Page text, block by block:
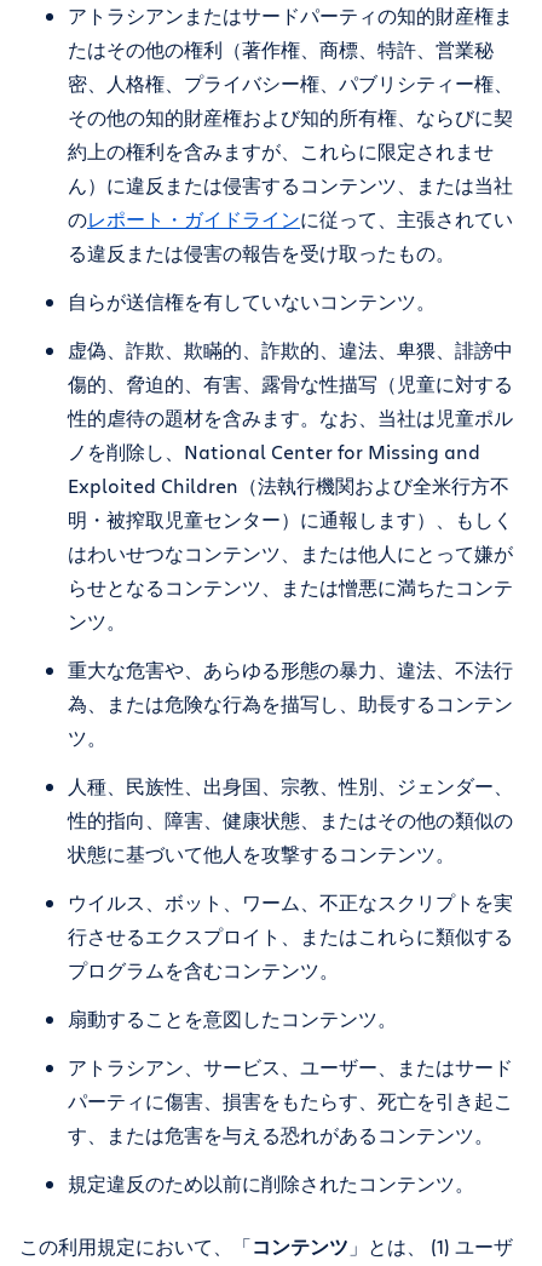
アトラシアンまたはサードパーティの知的財産権ま
たはその他の権利（著作権、商標、特許、営業秘
密、人格権、プライバシー権、パブリシティー権、
その他の知的財産権および知的所有権、ならびに契
約上の権利を含みますが、これらに限定されませ
ん）に違反または侵害するコンテンツ、または当社
のレポート・ガイドラインに従って、主張されてい
る違反または侵害の報告を受け取ったもの。
自らが送信権を有していないコンテンツ。
虚偽、詐欺、欺瞞的、詐欺的、違法、卑猥、誹謗中
傷的、脅迫的、有害、露骨な性描写（児童に対する
性的虐待の題材を含みます。なお、当社は児童ポル
ノを削除し、National Center for Missing and
Exploited Children（法執行機関および全米行方不
明・被搾取児童センター）に通報します）、もしく
はわいせつなコンテンツ、または他人にとって嫌が
らせとなるコンテンツ、または憎悪に満ちたコンテ
ンツ。
重大な危害や、あらゆる形態の暴力、違法、不法行
為、または危険な行為を描写し、助長するコンテン
ツ。
人種、民族性、出身国、宗教、性別、ジェンダー、
性的指向、障害、健康状態、またはその他の類似の
状態に基づいて他人を攻撃するコンテンツ。
ウイルス、ボット、ワーム、不正なスクリプトを実
行させるエクスプロイト、またはこれらに類似する
プログラムを含むコンテンツ。
扇動することを意図したコンテンツ。
アトラシアン、サービス、ユーザー、またはサード
パーティに傷害、損害をもたらす、死亡を引き起こ
す、または危害を与える恐れがあるコンテンツ。
規定違反のため以前に削除されたコンテンツ。
この利用規定において、「コンテンツ 」とは、 (1) ユーザ